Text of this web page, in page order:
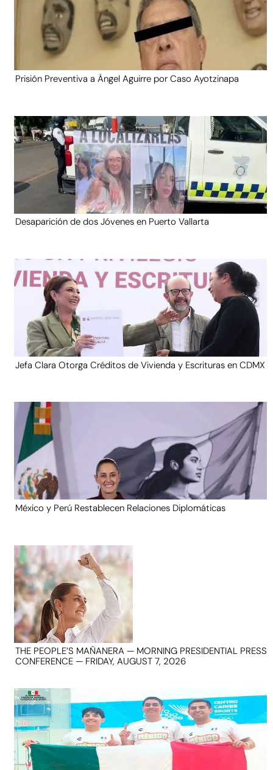
Prisión Preventiva a Ángel Aguirre por Caso Ayotzinapa
Desaparición de dos Jóvenes en Puerto Vallarta
Jefa Clara Otorga Créditos de Vivienda y Escrituras en CDMX
México y Perú Restablecen Relaciones Diplomáticas
THE PEOPLE’S MAÑANERA — MORNING PRESIDENTIAL PRESS
CONFERENCE — FRIDAY, AUGUST 7, 2026